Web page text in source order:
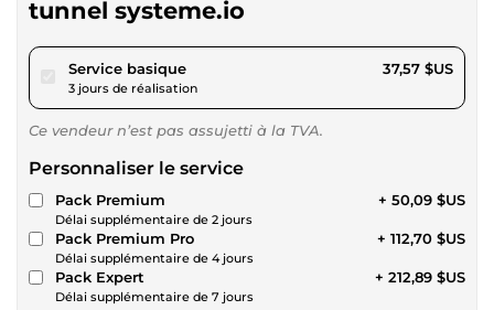
tunnel systeme.io
Service basiquepour 34,62 $US
3 jours de réalisation
37,57 $US
Ce vendeur n’est pas assujetti à la TVA.
Personnaliser le service
Pack Premium
Délai supplémentaire de 2 jours
+ 50,09 $US
Pack Premium Pro
Délai supplémentaire de 4 jours
+ 112,70 $US
Pack Expert
Délai supplémentaire de 7 jours
+ 212,89 $US